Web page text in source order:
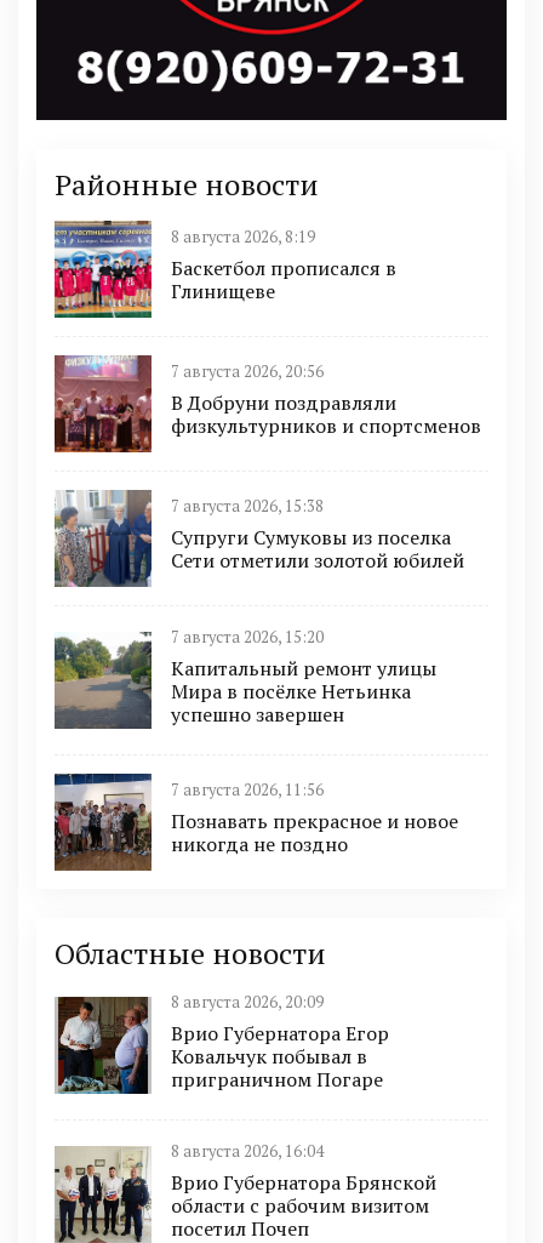
Районные новости
8 августа 2026, 8:19
Баскетбол прописался в
Глинищеве
7 августа 2026, 20:56
В Добруни поздравляли
физкультурников и спортсменов
7 августа 2026, 15:38
Супруги Сумуковы из поселка
Сети отметили золотой юбилей
7 августа 2026, 15:20
Капитальный ремонт улицы
Мира в посёлке Нетьинка
успешно завершен
7 августа 2026, 11:56
Познавать прекрасное и новое
никогда не поздно
Областные новости
8 августа 2026, 20:09
Врио Губернатора Егор
Ковальчук побывал в
приграничном Погаре
8 августа 2026, 16:04
Врио Губернатора Брянской
области с рабочим визитом
посетил Почеп